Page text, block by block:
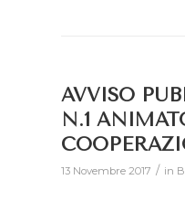
AVVISO
N.1
13 Novembre 2017 / in